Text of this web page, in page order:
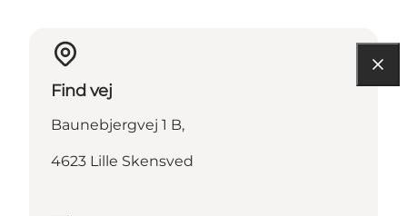
Find vej
Baunebjergvej 1 B,
4623 Lille Skensved